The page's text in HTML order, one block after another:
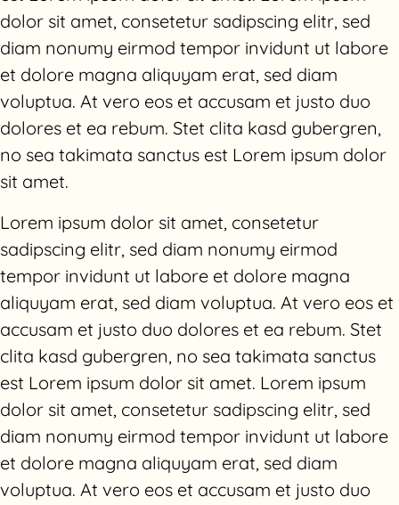
dolor sit amet, consetetur sadipscing elitr, sed
diam nonumy eirmod tempor invidunt ut labore
et dolore magna aliquyam erat, sed diam
voluptua. At vero eos et accusam et justo duo
dolores et ea rebum. Stet clita kasd gubergren,
no sea takimata sanctus est Lorem ipsum dolor
sit amet.
Lorem ipsum dolor sit amet, consetetur
sadipscing elitr, sed diam nonumy eirmod
tempor invidunt ut labore et dolore magna
aliquyam erat, sed diam voluptua. At vero eos et
accusam et justo duo dolores et ea rebum. Stet
clita kasd gubergren, no sea takimata sanctus
est Lorem ipsum dolor sit amet. Lorem ipsum
dolor sit amet, consetetur sadipscing elitr, sed
diam nonumy eirmod tempor invidunt ut labore
et dolore magna aliquyam erat, sed diam
voluptua. At vero eos et accusam et justo duo